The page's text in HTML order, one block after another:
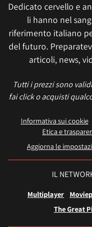
Dedicato cervello e
li hanno nel
riferimento italiano
del futuro.
articoli, news,
Tutti i prezzi sono
fai click o acquisti
Informativa sui cookie
Etica e
Aggiorna le
IL
Multiplayer
The Great